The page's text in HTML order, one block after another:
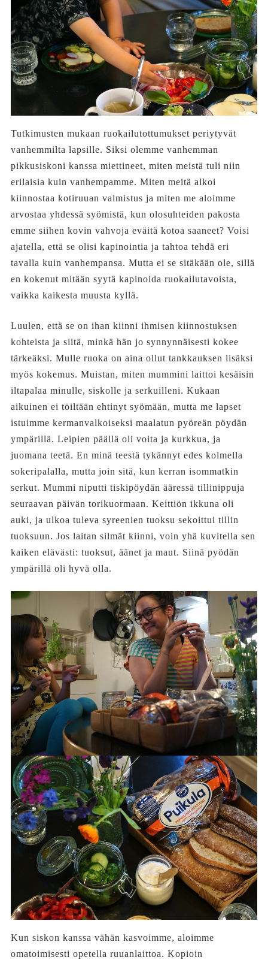
Tutkimusten mukaan ruokailutottumukset periytyvät
vanhemmilta lapsille. Siksi olemme vanhemman
pikkusiskoni kanssa miettineet, miten meistä tuli niin
erilaisia kuin vanhempamme. Miten meitä alkoi
kiinnostaa kotiruuan valmistus ja miten me aloimme
arvostaa yhdessä syömistä, kun olosuhteiden pakosta
emme siihen kovin vahvoja eväitä kotoa saaneet? Voisi
ajatella, että se olisi kapinointia ja tahtoa tehdä eri
tavalla kuin vanhempansa. Mutta ei se sitäkään ole, sillä
en kokenut mitään syytä kapinoida ruokailutavoista,
vaikka kaikesta muusta kyllä.
Luulen, että se on ihan kiinni ihmisen kiinnostuksen
kohteista ja siitä, minkä hän jo synnynnäisesti kokee
tärkeäksi. Mulle ruoka on aina ollut tankkauksen lisäksi
myös kokemus. Muistan, miten mummini laittoi kesäisin
iltapalaa minulle, siskolle ja serkuilleni. Kukaan
aikuinen ei töiltään ehtinyt syömään, mutta me lapset
istuimme kermanvalkoiseksi maalatun pyöreän pöydän
ympärillä. Leipien päällä oli voita ja kurkkua, ja
juomana teetä. En minä teestä tykännyt edes kolmella
sokeripalalla, mutta join sitä, kun kerran isommatkin
serkut. Mummi niputti tiskipöydän ääressä tillinippuja
seuraavan päivän torikuormaan. Keittiön ikkuna oli
auki, ja ulkoa tuleva syreenien tuoksu sekoittui tillin
tuoksuun. Jos laitan silmät kiinni, voin yhä kuvitella sen
kaiken elävästi: tuoksut, äänet ja maut. Siinä pyödän
ympärillä oli hyvä olla.
Kun siskon kanssa vähän kasvoimme, aloimme
omatoimisesti opetella ruuanlaittoa. Kopioin